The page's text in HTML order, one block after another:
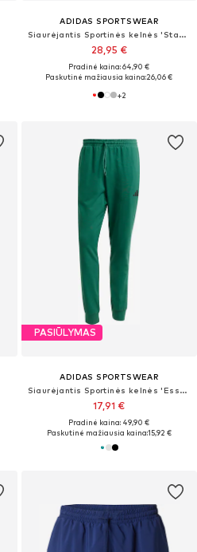
ADIDAS SPORTSWEAR
Siaurėjantis Sportinės kelnės 'Stadium'
28,95 €
Pradinė kaina: 64,90 €
Paskutinė mažiausia kaina:26,06 €
+2
PASIŪLYMAS
ADIDAS SPORTSWEAR
Siaurėjantis Sportinės kelnės 'Essentials Feel Cozy'
17,91 €
Pradinė kaina: 49,90 €
Paskutinė mažiausia kaina:15,92 €